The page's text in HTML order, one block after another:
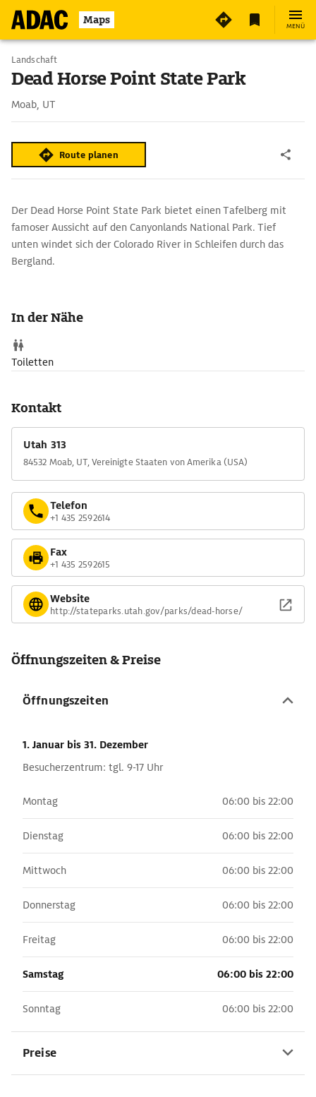
Maps MENÜ
Landschaft
Dead Horse Point State Park
Moab, UT
Route planen
Der Dead Horse Point State Park bietet einen Tafelberg mit
famoser Aussicht auf den Canyonlands National Park. Tief
unten windet sich der Colorado River in Schleifen durch das
Bergland.
In der Nähe
Toiletten
Kontakt
Utah 313
84532 Moab, UT, Vereinigte Staaten von Amerika (USA)
Telefon
+1 435 2592614
Fax
+1 435 2592615
Website
http://stateparks.utah.gov/parks/dead-horse/
Öffnungszeiten & Preise
Öffnungszeiten
1. Januar bis 31. Dezember
Besucherzentrum: tgl. 9-17 Uhr
Montag 06:00 bis 22:00
Dienstag 06:00 bis 22:00
Mittwoch 06:00 bis 22:00
Donnerstag 06:00 bis 22:00
Freitag 06:00 bis 22:00
Samstag 06:00 bis 22:00
Sonntag 06:00 bis 22:00
Preise